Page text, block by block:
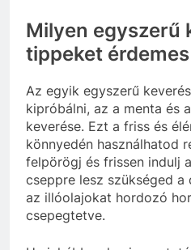
Milyen egyszerű
tippeket
Az egyik egyszerű
kipróbálni, az a menta és
keverése. Ezt a friss és
könnyedén használhatod
felpörögj és frissen indulj
cseppre lesz szükséged
az illóolajokat hordozó
csepegtetve.